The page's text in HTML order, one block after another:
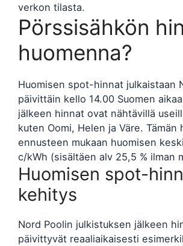
verkon tilasta.
Pörssisähkön
huomenna?
Huomisen spot-hinnat julkaistaan
päivittäin kello 14.00 Suomen
jälkeen hinnat ovat nähtävillä
kuten Oomi, Helen ja Väre. Tämän
ennusteen mukaan huomisen
c/kWh (sisältäen alv 25,5 % ilman
Huomisen spot-
kehitys
Nord Poolin julkistuksen jälkeen
päivittyvät reaaliaikaisesti